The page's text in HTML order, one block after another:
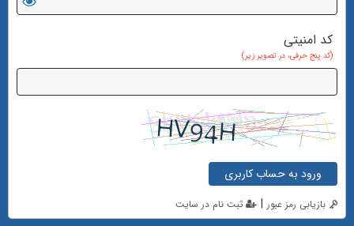
کد امنیتی
(کد پنج حرفی، در تصویر زیر)
ورود به حساب کاربری
بازیابی رمز عبور | ثبت نام در سایت